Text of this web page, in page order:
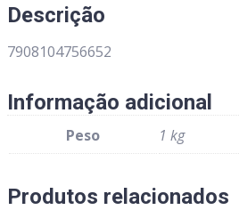
Descrição
7908104756652
Informação adicional
Peso 1 kg
Produtos relacionados